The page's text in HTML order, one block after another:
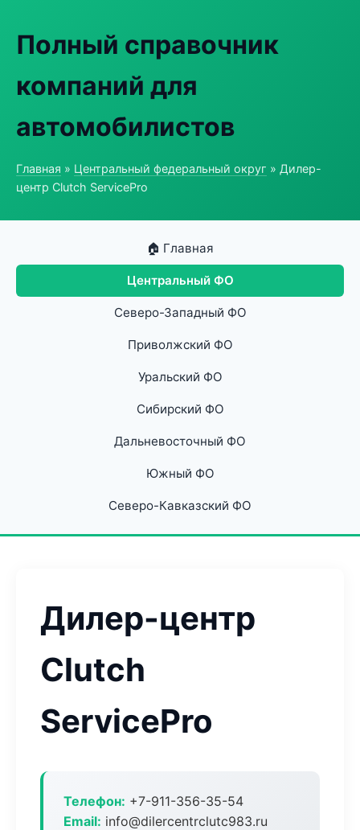
Полный справочник
компаний для
автомобилистов
Главная » Центральный федеральный округ » Дилер-
центр Clutch ServicePro
🏠 Главная
Центральный ФО
Северо-Западный ФО
Приволжский ФО
Уральский ФО
Сибирский ФО
Дальневосточный ФО
Южный ФО
Северо-Кавказский ФО
Дилер-центр
Clutch
ServicePro
Телефон: +7-911-356-35-54
Email: info@dilercentrclutc983.ru